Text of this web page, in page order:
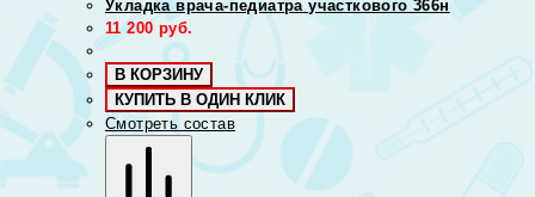
Укладка врача-педиатра участкового 366н
11 200 руб.
В КОРЗИНУ
КУПИТЬ В ОДИН КЛИК
Смотреть состав